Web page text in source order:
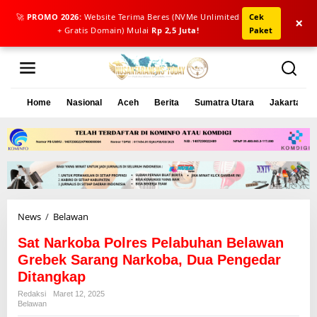
🚀 PROMO 2026: Website Terima Beres (NVMe Unlimited
+ Gratis Domain) Mulai Rp 2,5 Juta!
Cek
Paket
×
L
Home Nasional Aceh Berita Sumatra Utara Jakarta
News / Belawan
t
N
k
Sat Narkoba Polres Pelabuhan Belawan
Grebek Sarang Narkoba, Dua Pengedar
Ditangkap
Redaksi
Maret 12, 2025
Belawan